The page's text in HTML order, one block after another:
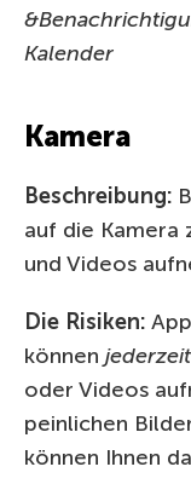
Kalender
Kamera
Beschreibung:
auf die Kamera
und Videos
Die Risiken:
können
oder Videos
peinlichen
können Ihnen